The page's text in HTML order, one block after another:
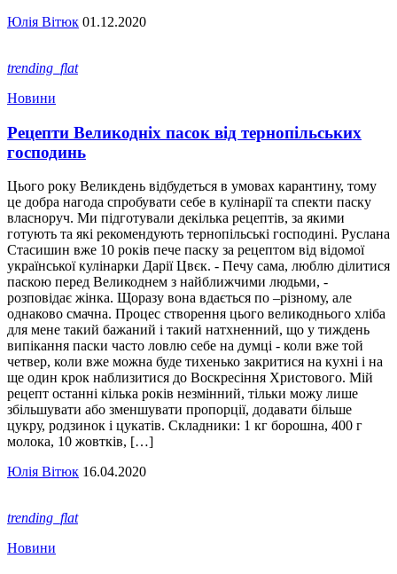
Юлія Вітюк 01.12.2020
trending_flat
Новини
Рецепти Великодніх пасок від тернопільських
господинь
Цього року Великдень відбудеться в умовах карантину, тому
це добра нагода спробувати себе в кулінарії та спекти паску
власноруч. Ми підготували декілька рецептів, за якими
готують та які рекомендують тернопільські господині. Руслана
Стасишин вже 10 років пече паску за рецептом від відомої
української кулінарки Дарії Цвєк. - Печу сама, люблю ділитися
паскою перед Великоднем з найближчими людьми, -
розповідає жінка. Щоразу вона вдається по –різному, але
однаково смачна. Процес створення цього великоднього хліба
для мене такий бажаний і такий натхненний, що у тиждень
випікання паски часто ловлю себе на думці - коли вже той
четвер, коли вже можна буде тихенько закритися на кухні і на
ще один крок наблизитися до Воскресіння Христового. Мій
рецепт останні кілька років незмінний, тільки можу лише
збільшувати або зменшувати пропорції, додавати більше
цукру, родзинок і цукатів. Складники: 1 кг борошна, 400 г
молока, 10 жовтків, […]
Юлія Вітюк 16.04.2020
trending_flat
Новини